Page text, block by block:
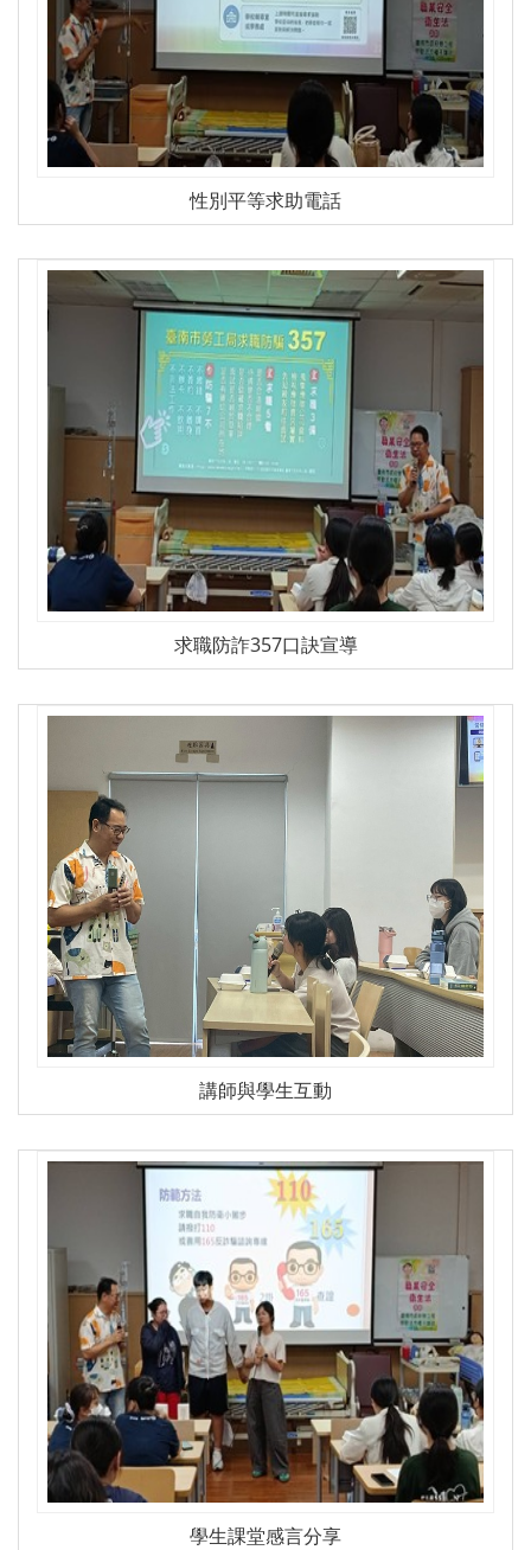
性別平等求助電話
求職防詐357口訣宣導
講師與學生互動
學生課堂感言分享